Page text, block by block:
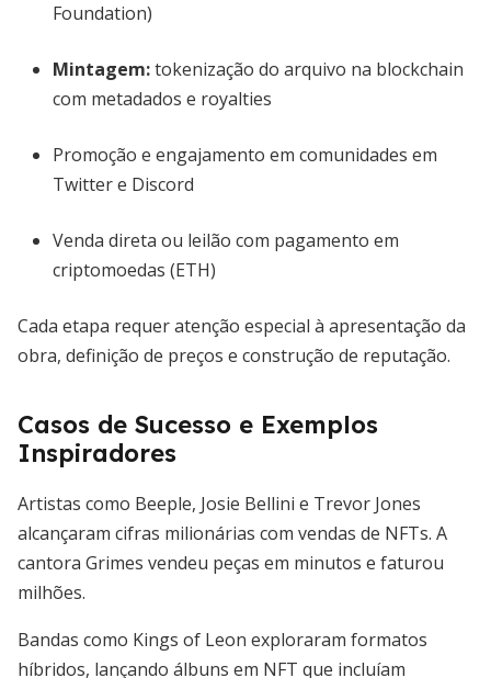
Foundation)
Mintagem:tokenização do arquivo na blockchain
com metadados e royalties
Promoção e engajamento em comunidades em
Twitter e Discord
Venda direta ou leilão com pagamento em
criptomoedas (ETH)
Cada etapa requer atenção especial à apresentação da
obra, definição de preços e construção de reputação.
Casos de Sucesso e Exemplos
Inspiradores
Artistas como Beeple, Josie Bellini e Trevor Jones
alcançaram cifras milionárias com vendas de NFTs. A
cantora Grimes vendeu peças em minutos e faturou
milhões.
Bandas como Kings of Leon exploraram formatos
híbridos, lançando álbuns em NFT que incluíam